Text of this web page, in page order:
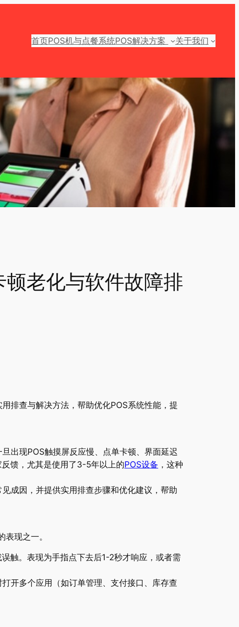
首页POS机与点餐系统POS解决方案 关于我们
老化与软件故障排
排查与解决方法，帮助优化POS系统性能，提
出现POS触摸屏反应慢、点单卡顿、界面延迟
馈，尤其是使用了3-5年以上的POS设备 ，这种
成因，并提供实用排查步骤和优化建议，帮助
现之一。
触。表现为手指点下去后1-2秒才响应，或者需
开多个应用（如订单管理、支付接口、库存查